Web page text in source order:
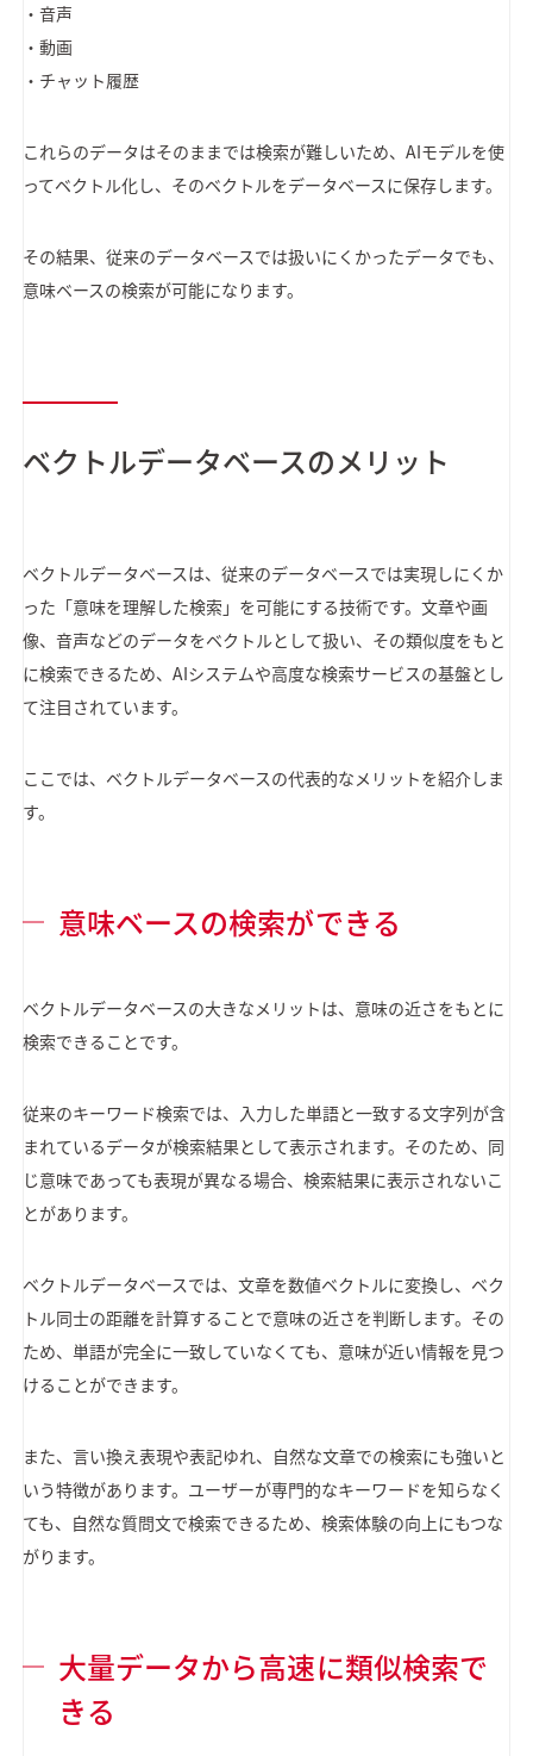
・音声
・動画
・チャット履歴
これらのデータはそのままでは検索が難しいため、AIモデルを使
ってベクトル化し、そのベクトルをデータベースに保存します。
その結果、従来のデータベースでは扱いにくかったデータでも、
意味ベースの検索が可能になります。
ベクトルデータベースのメリット
ベクトルデータベースは、従来のデータベースでは実現しにくか
った「意味を理解した検索」を可能にする技術です。文章や画
像、音声などのデータをベクトルとして扱い、その類似度をもと
に検索できるため、AIシステムや高度な検索サービスの基盤とし
て注目されています。
ここでは、ベクトルデータベースの代表的なメリットを紹介しま
す。
意味ベースの検索ができる
ベクトルデータベースの大きなメリットは、意味の近さをもとに
検索できることです。
従来のキーワード検索では、入力した単語と一致する文字列が含
まれているデータが検索結果として表示されます。そのため、同
じ意味であっても表現が異なる場合、検索結果に表示されないこ
とがあります。
ベクトルデータベースでは、文章を数値ベクトルに変換し、ベク
トル同士の距離を計算することで意味の近さを判断します。その
ため、単語が完全に一致していなくても、意味が近い情報を見つ
けることができます。
また、言い換え表現や表記ゆれ、自然な文章での検索にも強いと
いう特徴があります。ユーザーが専門的なキーワードを知らなく
ても、自然な質問文で検索できるため、検索体験の向上にもつな
がります。
大量データから高速に類似検索で
きる